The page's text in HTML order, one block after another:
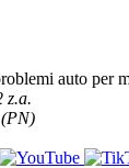
z.a.